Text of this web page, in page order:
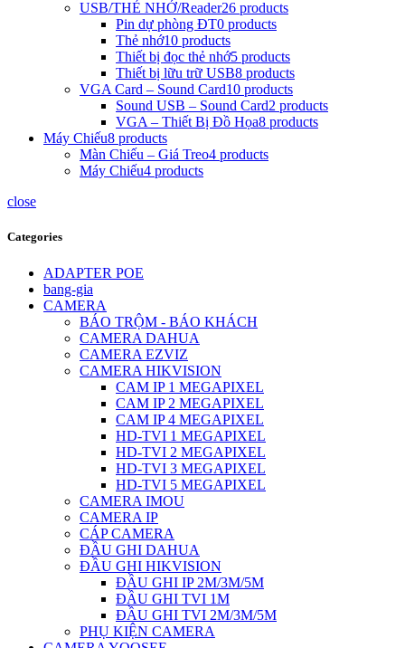
USB/THẺ NHỚ/Reader26 products
Pin dự phòng ĐT0 products
Thẻ nhớ10 products
Thiết bị đọc thẻ nhớ5 products
Thiết bị lữu trữ USB8 products
VGA Card – Sound Card10 products
Sound USB – Sound Card2 products
VGA – Thiết Bị Đồ Họa8 products
Máy Chiếu8 products
Màn Chiếu – Giá Treo4 products
Máy Chiếu4 products
close
Categories
ADAPTER POE
bang-gia
CAMERA
BÁO TRỘM - BÁO KHÁCH
CAMERA DAHUA
CAMERA EZVIZ
CAMERA HIKVISION
CAM IP 1 MEGAPIXEL
CAM IP 2 MEGAPIXEL
CAM IP 4 MEGAPIXEL
HD-TVI 1 MEGAPIXEL
HD-TVI 2 MEGAPIXEL
HD-TVI 3 MEGAPIXEL
HD-TVI 5 MEGAPIXEL
CAMERA IMOU
CAMERA IP
CÁP CAMERA
ĐẦU GHI DAHUA
ĐẦU GHI HIKVISION
ĐẦU GHI IP 2M/3M/5M
ĐẦU GHI TVI 1M
ĐẦU GHI TVI 2M/3M/5M
PHỤ KIỆN CAMERA